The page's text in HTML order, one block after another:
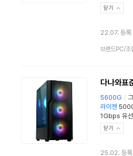
닫기
22.07. 등록
상
브랜드PC/조
다나와
5600G /
라이젠
1Gbps 유선
닫기
25.02. 등록